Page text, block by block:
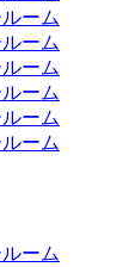
ーム
ーム
ーム
ーム
ーム
ーム
ーム